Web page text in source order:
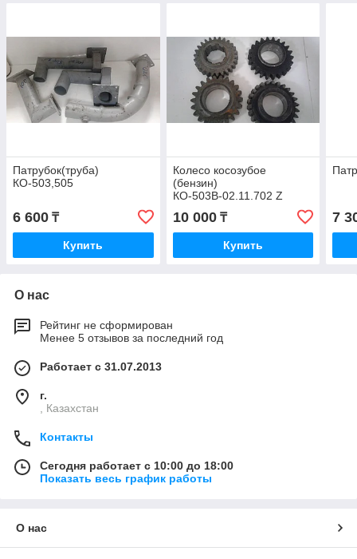
Патрубок(труба)
КО-503,505
6 600 ₸
Купить
Колесо косозубое
(бензин)
КО-503В-02.11.702 Z
10 000₸
Купить
7
О нас
Рейтинг не сформирован
Менее 5 отзывов за последний год
Работает с 31.07.2013
г.
, Казахстан
Контакты
Сегодня работает с 10:00 до 18:00
Показать весь график работы
О нас